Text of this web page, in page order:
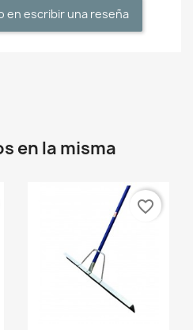
en escribir una reseña
en la misma
favorite_border